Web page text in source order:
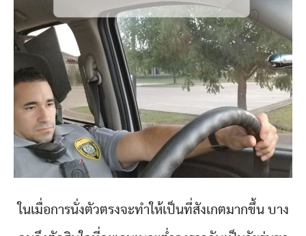
ในเมื่อการนั่งตัวตรงจะทำให้เป็นที่สังเกตมากขึ้น บาง